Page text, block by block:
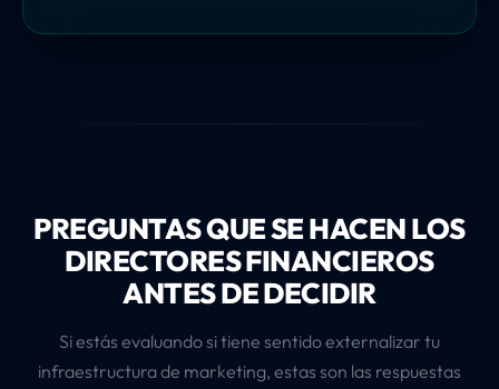
PREGUNTAS QUE SE HACEN LOS
DIRECTORES FINANCIEROS
ANTES DE DECIDIR
Si estás evaluando si tiene sentido externalizar tu
infraestructura de marketing, estas son las respuestas